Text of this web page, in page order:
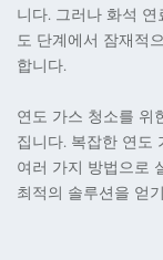
니다. 그러나 화석
도 단계에서 잠재적
합니다.
연도 가스 청소를 위
집니다. 복잡한 연도
여러 가지 방법으로
최적의 솔루션을 얻